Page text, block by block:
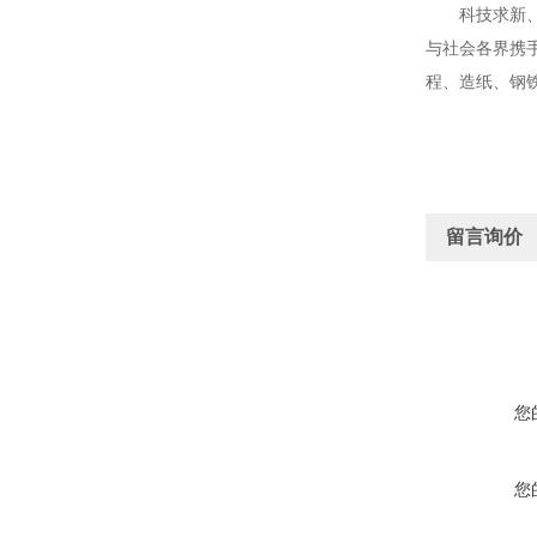
科技求新、
与社会各界携
程、造纸、钢
留言询价
您
您